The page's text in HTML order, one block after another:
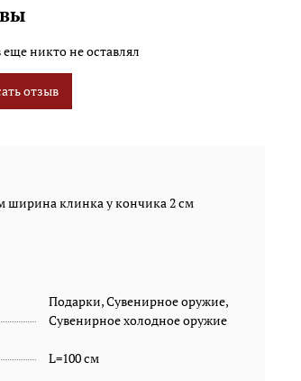
никто не оставлял
отзыв
ширина клинка у кончика 2 см
Подарки, Сувенирное оружие,
Сувенирное холодное оружие
L=100 см